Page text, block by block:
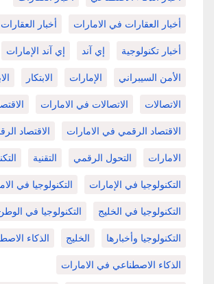
أخبار العقارات في الامارات أخبار
أخبار تكنولوجية إي آند إي آند الإمارات
الأمن السيبراني الإمارات الابتكار
الاتصالات الاتصالات في الامارات
الاقتصاد الرقمي في الامارات الاقتصاد
الامارات التحول الرقمي التقنية
التكنولوجيا في الإمارات التكنولوجيا في
التكنولوجيا في الخليج التكنولوجيا في
التكنولوجيا وأخبارها الخليج الذكاء
الذكاء الاصطناعي في الامارات